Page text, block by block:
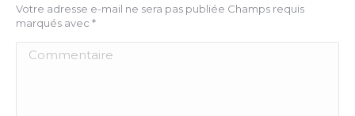
Votre adresse e-mail ne sera pas publiée Champs requis
marqués avec *
Commentaire